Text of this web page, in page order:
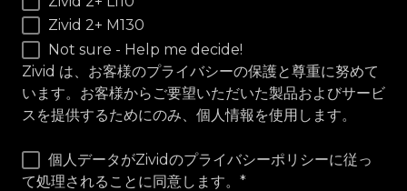
Zivid 2+ M130
Not sure - Help me decide!
Zivid は、お客様のプライバシーの保護と尊重に努めて
います。お客様からご要望いただいた製品およびサービ
スを提供するためにのみ、個人情報を使用します。
個人データがZividのプライバシーポリシーに従っ
て処理されることに同意します。 *